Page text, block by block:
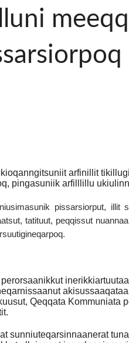
arfinillit
pingasuniik arfilllillu
pissarsiorput, illit
tatituut, peqqissut
Qeqqata
sunniuteqarsinnaanerat